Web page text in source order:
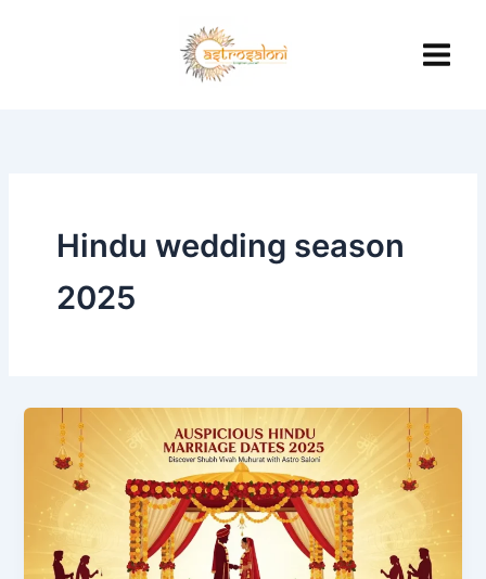
Hindu wedding season
2025